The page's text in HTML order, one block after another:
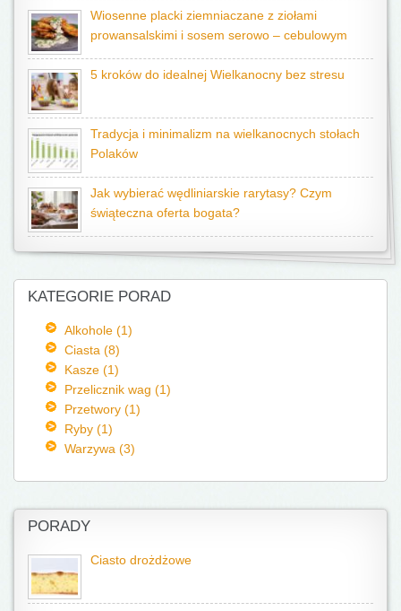
Wiosenne placki ziemniaczane z ziołami
prowansalskimi i sosem serowo – cebulowym
5 kroków do idealnej Wielkanocny bez stresu
Tradycja i minimalizm na wielkanocnych stołach
Polaków
Jak wybierać wędliniarskie rarytasy? Czym
świąteczna oferta bogata?
KATEGORIE PORAD
Alkohole (1)
Ciasta (8)
Kasze (1)
Przelicznik wag (1)
Przetwory (1)
Ryby (1)
Warzywa (3)
PORADY
Ciasto drożdżowe